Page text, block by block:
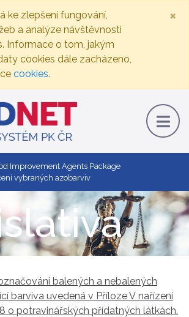
ke zlepšení fungování,
a analýze návštěvnosti
Informace o tom, jakým
cookies dále zacházeno,
cookies.
×
Improvement Agents Package
vybraných azobarviv
balených a nebalených
barviva uvedená v Příloze V nařízení
o potravinářských přídatných látkách.